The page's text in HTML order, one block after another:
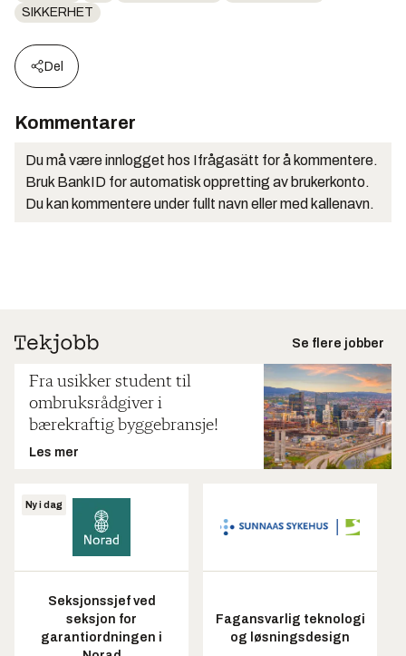
SIKKERHET
Del
Kommentarer
Du må være innlogget hos Ifrågasätt for å kommentere.
Bruk BankID for automatisk oppretting av brukerkonto.
Du kan kommentere under fullt navn eller med kallenavn.
Se flere jobber
Fra usikker student til
ombruksrådgiver i
bærekraftig byggebransje!
Les mer
Ny i dag
Seksjonssjef ved
seksjon for
garantiordningen i
Fagansvarlig teknologi
og løsningsdesign